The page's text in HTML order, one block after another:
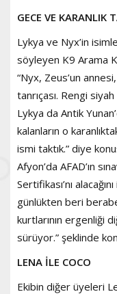
GECE VE KARANLIK
Lykya ve Nyx’in
söyleyen K9 Arama
“Nyx, Zeus’un
tanrıçası. Rengi
Lykya da Antik
kalanların o
ismi taktık.” diye
Afyon’da AFAD’ın
Sertifikası’nı
günlükten beri
kurtlarının ergenliği
sürüyor.” şeklinde
LENA İLE COCO
Ekibin diğer üyeleri